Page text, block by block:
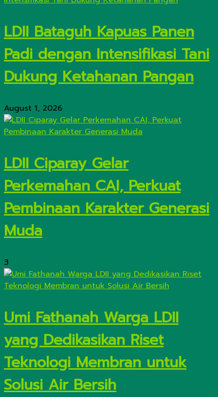
LDII Bataguh Kapuas Panen
Padi dengan Intensifikasi Tani
Dukung Ketahanan Pangan
August 1, 2026
LDII Ciparay Gelar
Perkemahan CAI, Perkuat
Pembinaan Karakter Generasi
Muda
3
Umi Fathanah Warga LDII
yang Dedikasikan Riset
Teknologi Membran untuk
Solusi Air Bersih